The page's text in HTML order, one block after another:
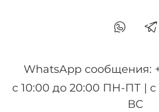
WhatsApp сообщения:
с 10:00 до 20:00 ПН-ПТ | с
ВС